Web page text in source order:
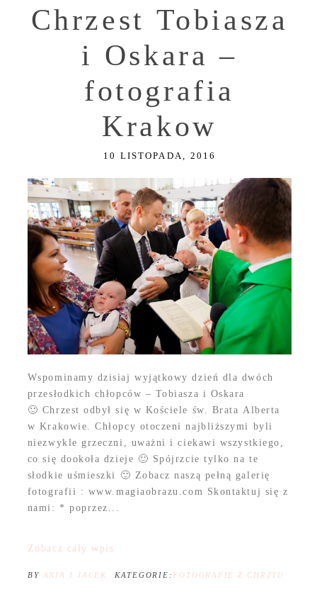
Chrzest Tobiasza
i Oskara –
fotografia
Krakow
10 LISTOPADA, 2016
Wspominamy dzisiaj wyjątkowy dzień dla dwóch
przesłodkich chłopców – Tobiasza i Oskara
🙂 Chrzest odbył się w Kościele św. Brata Alberta
w Krakowie. Chłopcy otoczeni najbliższymi byli
niezwykle grzeczni, uważni i ciekawi wszystkiego,
co się dookoła dzieje 🙂 Spójrzcie tylko na te
słodkie uśmieszki 🙂 Zobacz naszą pełną galerię
fotografii : www.magiaobrazu.com Skontaktuj się z
nami: * poprzez...
Zobacz cały wpis
BY ANIA I JACEK KATEGORIE: FOTOGRAFIE Z CHRZTU